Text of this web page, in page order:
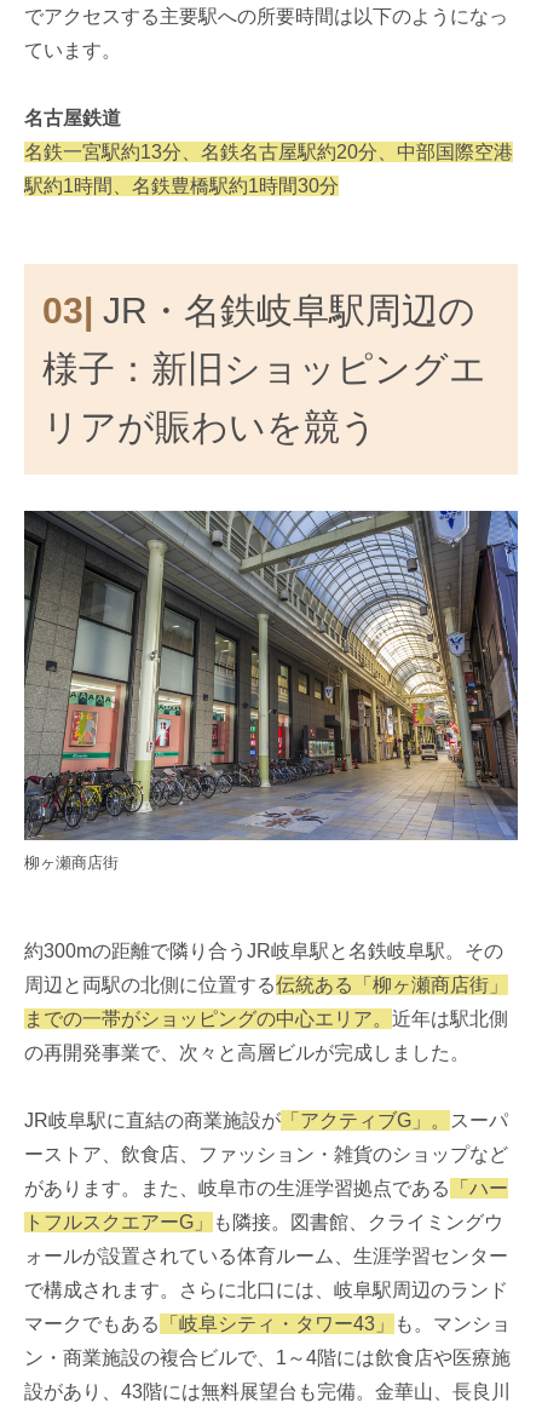
でアクセスする主要駅への所要時間は以下のようになっ
ています。
名古屋鉄道
名鉄一宮駅約13分、名鉄名古屋駅約20分、中部国際空港
駅約1時間、名鉄豊橋駅約1時間30分
03| JR・名鉄岐阜駅周辺の
様子：新旧ショッピングエ
リアが賑わいを競う
柳ヶ瀬商店街
約300mの距離で隣り合うJR岐阜駅と名鉄岐阜駅。その
周辺と両駅の北側に位置する伝統ある「柳ヶ瀬商店街」
までの一帯がショッピングの中心エリア。 近年は駅北側
の再開発事業で、次々と高層ビルが完成しました。
JR岐阜駅に直結の商業施設が 「アクティブG」。
スーパ
ーストア、飲食店、ファッション・雑貨のショップなど
があります。また、岐阜市の生涯学習拠点である
「ハー
トフルスクエアーG」
も隣接。図書館、クライミングウ
ォールが設置されている体育ルーム、生涯学習センター
で構成されます。さらに北口には、岐阜駅周辺のランド
マークでもある
「岐阜シティ・タワー43」
も。マンショ
ン・商業施設の複合ビルで、1～4階には飲食店や医療施
設があり、43階には無料展望台も完備。金華山、長良川